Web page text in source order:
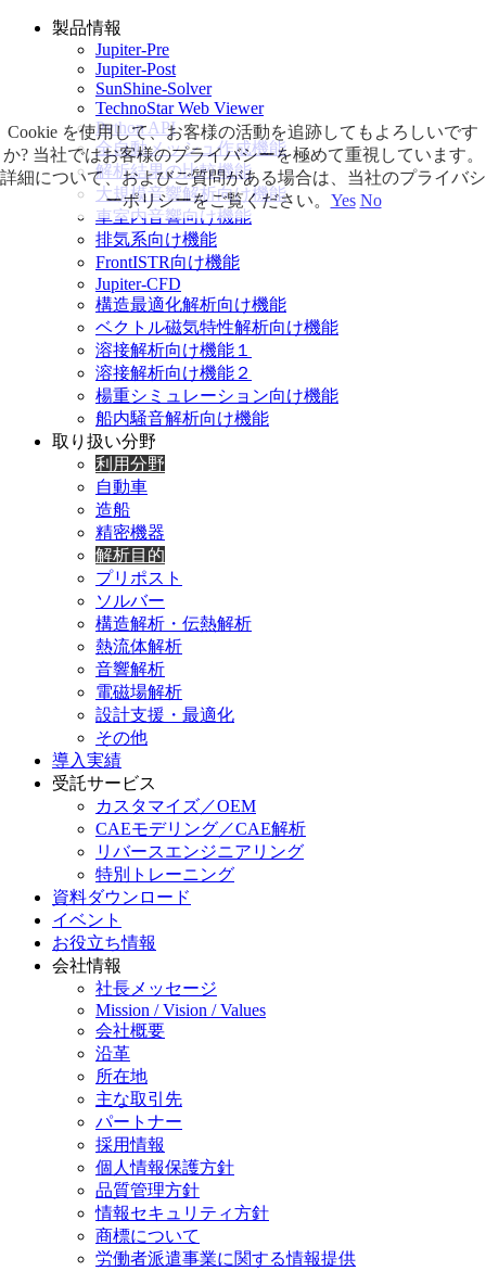
製品情報
Jupiter-Pre
Jupiter-Post
SunShine-Solver
TechnoStar Web Viewer
Python API
全自動メッシュ作成機能
解析結果の比較機能
大規模音響解析向け機能
車室内音響向け機能
排気系向け機能
FrontISTR向け機能
Jupiter-CFD
構造最適化解析向け機能
ベクトル磁気特性解析向け機能
溶接解析向け機能１
溶接解析向け機能２
楊重シミュレーション向け機能
船内騒音解析向け機能
取り扱い分野
利用分野
自動車
造船
精密機器
解析目的
プリポスト
ソルバー
構造解析・伝熱解析
熱流体解析
音響解析
電磁場解析
設計支援・最適化
その他
導入実績
受託サービス
カスタマイズ／OEM
CAEモデリング／CAE解析
リバースエンジニアリング
特別トレーニング
資料ダウンロード
イベント
お役立ち情報
会社情報
社長メッセージ
Mission / Vision / Values
会社概要
沿革
所在地
主な取引先
パートナー
採用情報
個人情報保護方針
品質管理方針
情報セキュリティ方針
商標について
労働者派遣事業に関する情報提供
Cookie を使用して、お客様の活動を追跡してもよろしいです
か? 当社ではお客様のプライバシーを極めて重視しています。
詳細について、およびご質問がある場合は、当社のプライバシ
ーポリシーをご覧ください。 Yes No